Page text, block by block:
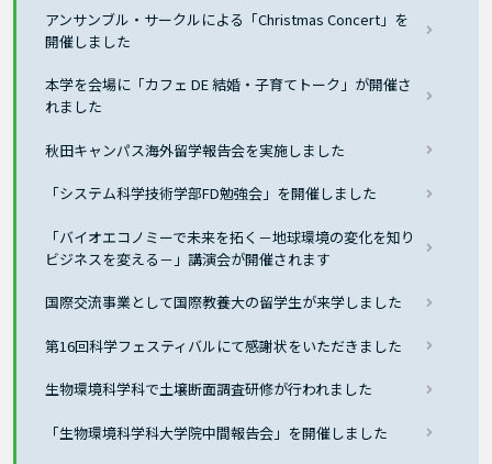
アンサンブル・サークルによる「Christmas Concert」を
開催しました
本学を会場に「カフェ DE 結婚・子育てトーク」が開催さ
れました
秋田キャンパス海外留学報告会を実施しました
「システム科学技術学部FD勉強会」を開催しました
「バイオエコノミーで未来を拓く－地球環境の変化を知り
ビジネスを変える－」講演会が開催されます
国際交流事業として国際教養大の留学生が来学しました
第16回科学フェスティバルにて感謝状をいただきました
生物環境科学科で土壌断面調査研修が行われました
「生物環境科学科大学院中間報告会」を開催しました